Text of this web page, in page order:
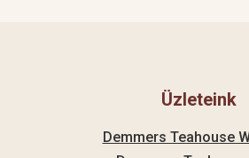
Üzleteink
Demmers Teahouse